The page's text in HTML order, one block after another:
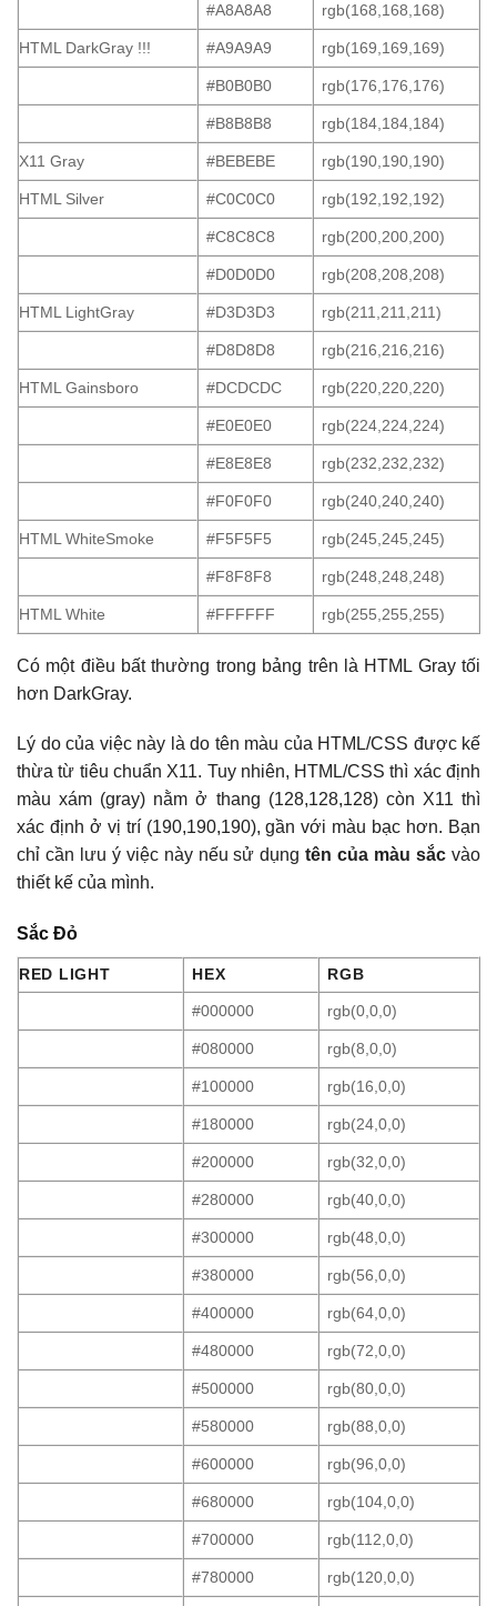
#A8A8A8 rgb(168,168,168)
HTML DarkGray !!! #A9A9A9 rgb(169,169,169)
#B0B0B0 rgb(176,176,176)
#B8B8B8 rgb(184,184,184)
X11 Gray #BEBEBE rgb(190,190,190)
HTML Silver #C0C0C0 rgb(192,192,192)
#C8C8C8 rgb(200,200,200)
#D0D0D0 rgb(208,208,208)
HTML LightGray #D3D3D3 rgb(211,211,211)
#D8D8D8 rgb(216,216,216)
HTML Gainsboro #DCDCDC rgb(220,220,220)
#E0E0E0 rgb(224,224,224)
#E8E8E8 rgb(232,232,232)
#F0F0F0 rgb(240,240,240)
HTML WhiteSmoke #F5F5F5 rgb(245,245,245)
#F8F8F8 rgb(248,248,248)
HTML White #FFFFFF rgb(255,255,255)
Có một điều bất thường trong bảng trên là HTML Gray tối
hơn DarkGray.
Lý do của việc này là do tên màu của HTML/CSS được kế
thừa từ tiêu chuẩn X11. Tuy nhiên, HTML/CSS thì xác định
màu xám (gray) nằm ở thang (128,128,128) còn X11 thì
xác định ở vị trí (190,190,190), gần với màu bạc hơn. Bạn
chỉ cần lưu ý việc này nếu sử dụngtên của màu sắc vào
thiết kế của mình.
Sắc Đỏ
RED LIGHT HEX RGB
#000000 rgb(0,0,0)
#080000 rgb(8,0,0)
#100000 rgb(16,0,0)
#180000 rgb(24,0,0)
#200000 rgb(32,0,0)
#280000 rgb(40,0,0)
#300000 rgb(48,0,0)
#380000 rgb(56,0,0)
#400000 rgb(64,0,0)
#480000 rgb(72,0,0)
#500000 rgb(80,0,0)
#580000 rgb(88,0,0)
#600000 rgb(96,0,0)
#680000 rgb(104,0,0)
#700000 rgb(112,0,0)
#780000 rgb(120,0,0)